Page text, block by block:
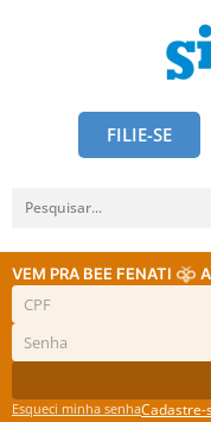
FILIE-SE
VEM PRA BEE FENATI
Esqueci minha senhaCadastre-